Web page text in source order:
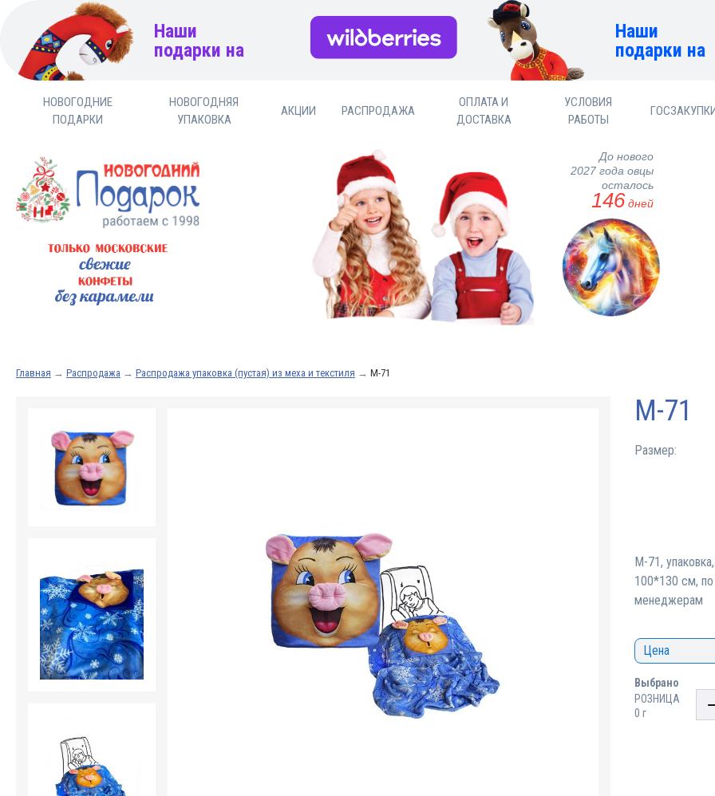
Наши
подарки на
Наши
подарки на
НОВОГОДНИЕ
ПОДАРКИ
НОВОГОДНЯЯ
УПАКОВКА
АКЦИИ РАСПРОДАЖА
ОПЛАТА И
ДОСТАВКА
УСЛОВИЯ
РАБОТЫ
До нового
2027 года овцы
осталось
146дней
Главная → Распродажа → Распродажа упаковка (пустая) из меха и текстиля → М-71
М-71
Размер:
М-71,
100*130 см, по
менеджерам
Цена
Выбрано
РОЗНИЦА
0 г